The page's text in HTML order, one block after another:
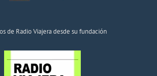
de Radio Viajera desde su fundación